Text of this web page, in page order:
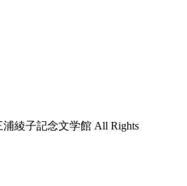
浦綾子記念文学館 All Rights